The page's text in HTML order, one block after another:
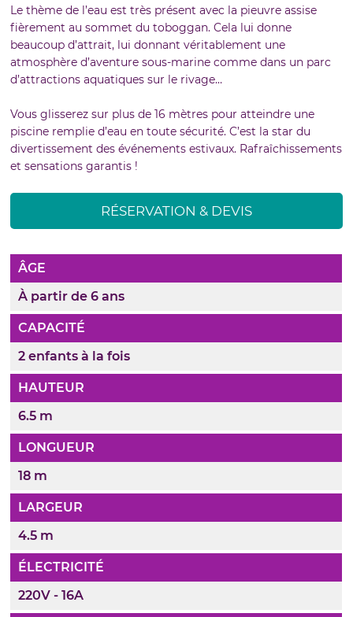
Le thème de l’eau est très présent avec la pieuvre assise
fièrement au sommet du toboggan. Cela lui donne
beaucoup d’attrait, lui donnant véritablement une
atmosphère d’aventure sous-marine comme dans un parc
d’attractions aquatiques sur le rivage…
Vous glisserez sur plus de 16 mètres pour atteindre une
piscine remplie d’eau en toute sécurité. C’est la star du
divertissement des événements estivaux. Rafraîchissements
et sensations garantis !
RÉSERVATION & DEVIS
ÂGE
À partir de 6 ans
CAPACITÉ
2 enfants à la fois
HAUTEUR
6.5 m
LONGUEUR
18 m
LARGEUR
4.5 m
ÉLECTRICITÉ
220V - 16A